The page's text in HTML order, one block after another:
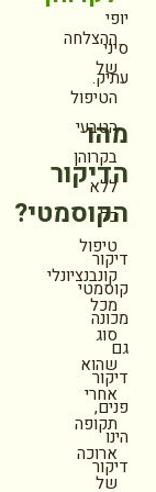
יופי
סיני
עתיק.
מהו
הדיקור
הקוסמטי?
דיקור
קוסמטי
מכונה
גם
דיקור
פנים,
הינו
דיקור
ההצלחה
של
הטיפול
הטבעי
בקרוהן
ללא
כל
טיפול
קונבנציונלי
מכל
סוג
שהוא
אחרי
תקופה
ארוכה
של